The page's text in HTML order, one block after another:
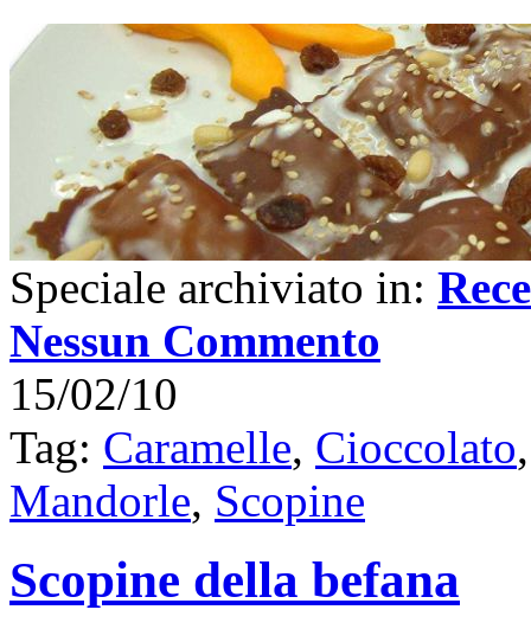
Speciale archiviato in:
Nessun Commento
15/02/10
Tag: Caramelle, Cioccolato
Mandorle, Scopine
Scopine della befana